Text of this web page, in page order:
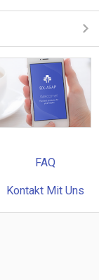
FAQ
Kontakt Mit Uns